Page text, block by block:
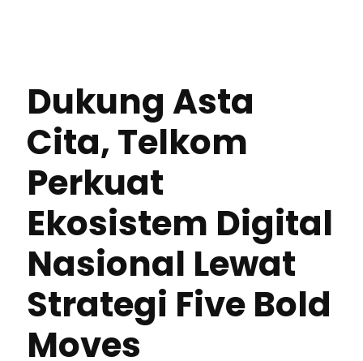
Dukung Asta
Cita, Telkom
Perkuat
Ekosistem Digital
Nasional Lewat
Strategi Five Bold
Moves